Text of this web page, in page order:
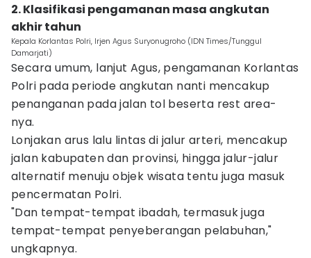
2. Klasifikasi pengamanan masa angkutan
akhir tahun
Kepala Korlantas Polri, Irjen Agus Suryonugroho (IDN Times/Tunggul
Damarjati)
Secara umum, lanjut Agus, pengamanan Korlantas
Polri pada periode angkutan nanti mencakup
penanganan pada jalan tol beserta rest area-
nya.
Lonjakan arus lalu lintas di jalur arteri, mencakup
jalan kabupaten dan provinsi, hingga jalur-jalur
alternatif menuju objek wisata tentu juga masuk
pencermatan Polri.
"Dan tempat-tempat ibadah, termasuk juga
tempat-tempat penyeberangan pelabuhan,"
ungkapnya.